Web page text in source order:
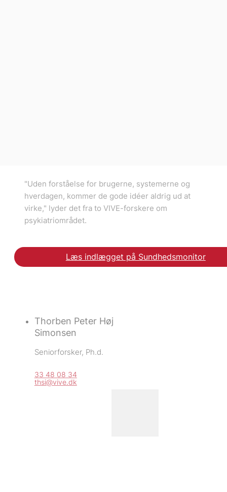
"Uden forståelse for brugerne, systemerne og
hverdagen, kommer de gode idéer aldrig ud at
virke," lyder det fra to VIVE-forskere om
psykiatriområdet.
Læs indlægget på Sundhedsmonitor
Thorben Peter Høj
Simonsen
Seniorforsker, Ph.d.
33 48 08 34
thsi@vive.dk